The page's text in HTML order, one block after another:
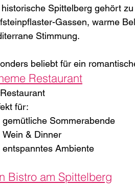
Spittelberg gehört
Gassen, warme
Stimmung.
beliebt für ein
Restaurant
für:
gemütliche Sommerabende
Wein & Dinner
entspanntes Ambiente
Bistro am Spittelberg